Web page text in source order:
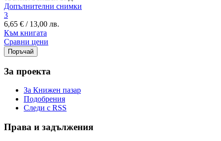
Допълнителни снимки
3
6,65 € / 13,00 лв.
Към книгата
Сравни цени
За проекта
За Книжен пазар
Подобрения
Следи с RSS
Права и задължения